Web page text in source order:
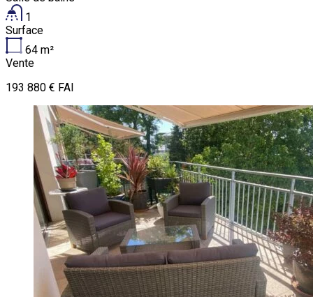
1
Surface
64 m²
Vente
193 880 € FAI